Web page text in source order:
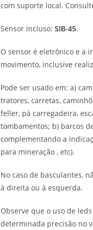
com suporte local.
Sensor incluso: SIB-45.
O sensor é eletrônico e a
movimento, inclusive
Pode ser usado em: a)
tratores, carretas,
feller, pá carregadeira,
tombamentos; b) barcos
complementando a
para mineração , etc).
No caso de basculantes,
à direita ou à esquerda.
Observe que o uso de
determinada precisão no